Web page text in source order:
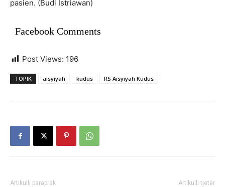
pasien. (Budi Istriawan)
Facebook Comments
Post Views: 196
TOPIK aisyiyah kudus RS Aisyiyah Kudus
Artikulli paraprak Artikulli tjetër